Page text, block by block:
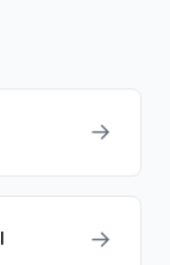
→
→